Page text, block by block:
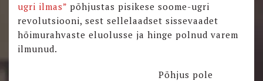
ugri ilmas” põhjustas pisikese soome-ugri
revolutsiooni, sest sellelaadset sissevaadet
hõimurahvaste eluolusse ja hinge polnud varem
ilmunud.
Põhjus pole